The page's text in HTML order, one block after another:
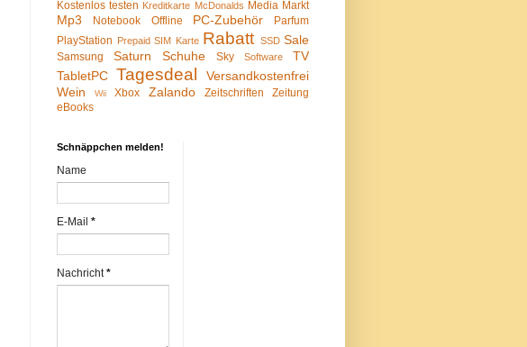
Kostenlos testen Kreditkarte McDonalds Media Markt
Mp3 Notebook Offline PC-Zubehör
Parfum
PlayStation Prepaid SIM Karte Rabatt SSD Sale
Samsung Saturn Schuhe Sky Software
TV
TabletPC Tagesdeal
Versandkostenfrei
Wein
Wii Xbox Zalando Zeitschriften
Zeitung
eBooks
Schnäppchen melden!
Name
E-Mail *
Nachricht*